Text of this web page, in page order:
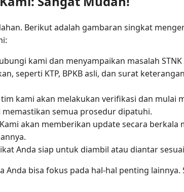
Berikut adalah gambaran singkat
kami dan menyampaikan masalah
seperti KTP, BPKB asli, dan surat
kami akan melakukan verifikasi dan mulai
memastikan semua prosedur dipatuhi.
akan memberikan update secara berkala
Anda siap untuk diambil atau diantar
bisa fokus pada hal-hal penting lainnya.